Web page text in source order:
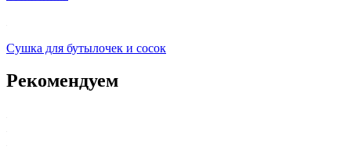
Сушка для бутылочек и сосок
Рекомендуем